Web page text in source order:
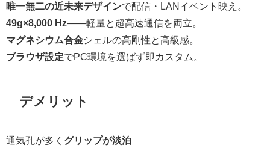
唯一無二の近未来デザインで配信・LANイベント映え。
49g×8,000 Hz――軽量と超高速通信を両立。
マグネシウム合金シェルの高剛性と高級感。
ブラウザ設定でPC環境を選ばず即カスタム。
デメリット
通気孔が多く グリップが淡泊